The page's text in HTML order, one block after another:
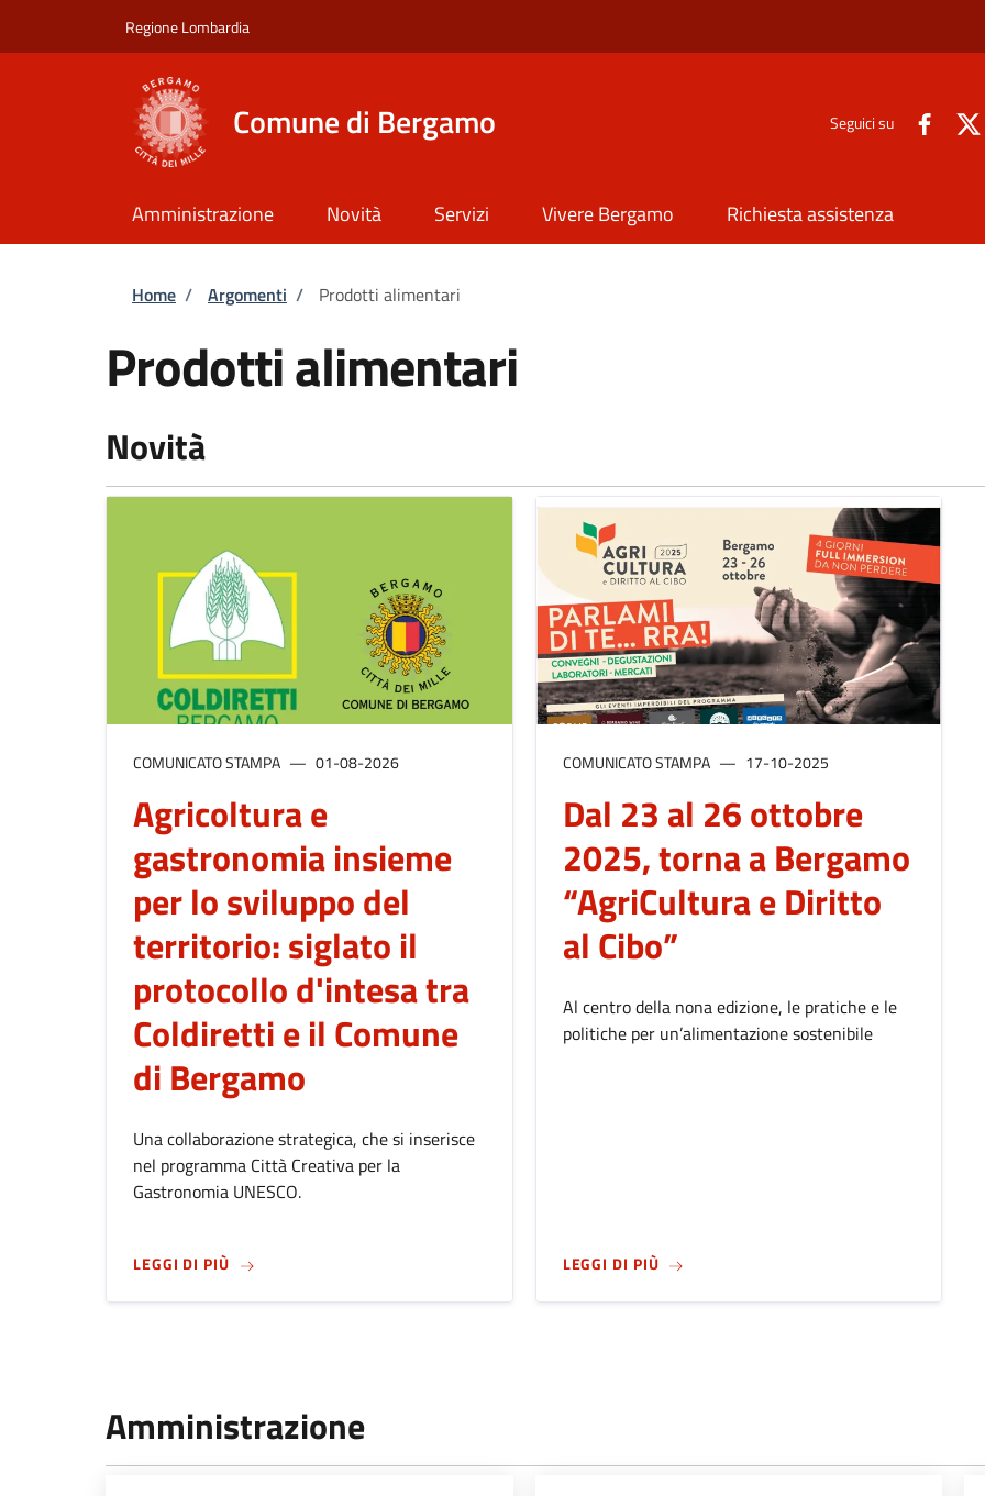
Regione Lombardia
Comune di Bergamo Seguici su
Amministrazione Novità Servizi Vivere Bergamo Richiesta assistenza
Briciole di pane
Home / Argomenti / Prodotti alimentari
Prodotti alimentari
Novità
COMUNICATO STAMPA 01-08-2026
Agricoltura e
gastronomia insieme
per lo sviluppo del
territorio: siglato il
protocollo d'intesa tra
Coldiretti e il Comune
di Bergamo
Una collaborazione strategica, che si inserisce
nel programma Città Creativa per la
Gastronomia UNESCO.
LEGGI DI PIÙSUAGRICOLTURA E GASTRONOMIA INSIEME PER LO SVILUPPO DEL TERRITORIO: SIGLATO IL
COMUNICATO STAMPA 17-10-2025
Dal 23 al 26 ottobre
2025, torna a Bergamo
“AgriCultura e Diritto
al Cibo”
Al centro della nona edizione, le pratiche e le
politiche per un’alimentazione sostenibile
LEGGI DI PIÙSU
Amministrazione